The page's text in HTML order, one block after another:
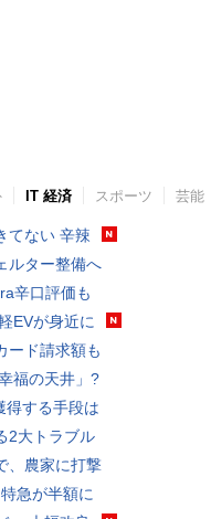
IT 経済 スポーツ 芸能
てない 辛辣
ルター整備へ
辛口評価も
EVが身近に
ード請求額も
福の天井」?
得する手段は
2大トラブル
、農家に打撃
急が半額に